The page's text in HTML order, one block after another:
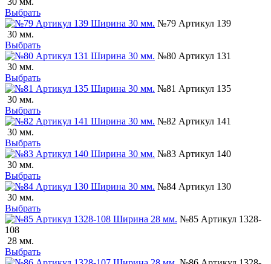
Выбрать
№79 Артикул 139
30 мм.
Выбрать
№80 Артикул 131
30 мм.
Выбрать
№81 Артикул 135
30 мм.
Выбрать
№82 Артикул 141
30 мм.
Выбрать
№83 Артикул 140
30 мм.
Выбрать
№84 Артикул 130
30 мм.
Выбрать
№85 Артикул 1328-
108
28 мм.
Выбрать